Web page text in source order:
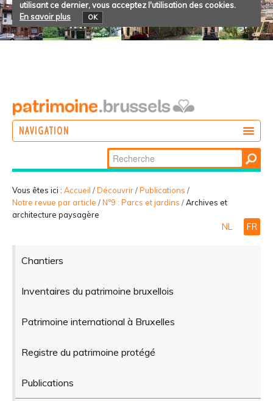
utilisant ce dernier, vous acceptez l'utilisation des cookies.
En savoir plus
OK
NAVIGATION
PARTICIPER
Chercher par
Recherche
avancée…
Vous êtes ici : Accueil /Découvrir/Publications /
Notre revue par article /N°9 : Parcs et jardins /Archives et
architecture paysagère
NL FR
Chantiers
Inventaires du patrimoine bruxellois
Patrimoine international à Bruxelles
Registre du patrimoine protégé
Publications